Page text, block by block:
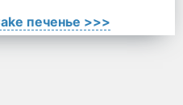
печенье >>>